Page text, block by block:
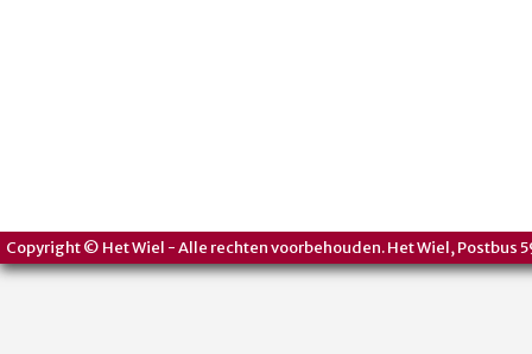
Copyright © Het Wiel - Alle rechten voorbehouden. Het Wiel, Postbus